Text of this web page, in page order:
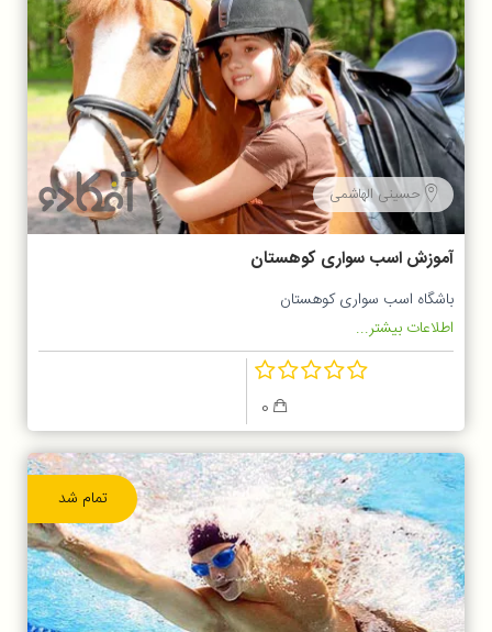
حسینی الهاشمی
آموزش اسب سواری کوهستان
باشگاه اسب سواری کوهستان
اطلاعات بیشتر...
تمام شد